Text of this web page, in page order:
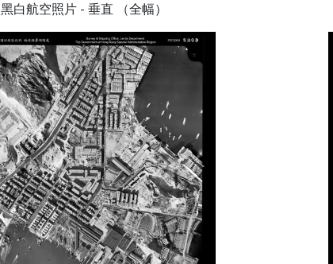
黑白航空照片 - 垂直 （全幅）